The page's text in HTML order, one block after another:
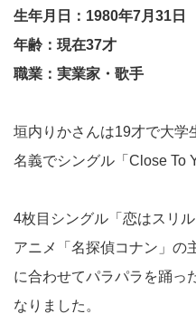
生年月日：1980年7月31日
年齢：現在37才
職業：実業家・歌手
垣内りかさんは19才で大学
名義でシングル「Close To
4枚目シングル「恋はスリ
アニメ「名探偵コナン」の
に合わせてパラパラを踊っ
なりました。